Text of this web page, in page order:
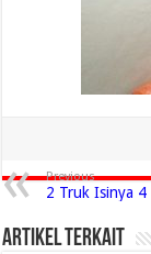
Previous
2 Truk Isinya 4
Artikel Terkait